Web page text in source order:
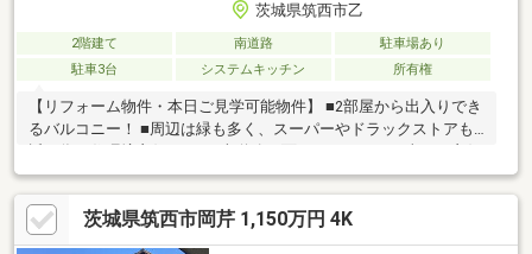
茨城県筑西市乙
2階建て 南道路
駐車場あり
駐車3台
システムキッチン 所有権
【リフォーム物件・本日ご見学可能物件】 ■2部屋から出入りでき
るバルコニー！ ■周辺は緑も多く、スーパーやドラックストアも
☆
茨城県筑西市岡芹 1,150万円 4K